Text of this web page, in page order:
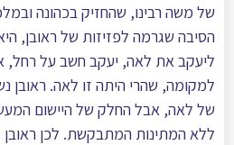
של משה רבינו, שהחזיק בכהונה
הסיבה שגרמה לפזיזות של ראובן,
ליעקב את לאה, יעקב חשב על רחל,
למקומה, שהרי היתה זו לאה. ראובן
של לאה, אבל החלק של היישום
ללא המתינות המתבקשת. לכן